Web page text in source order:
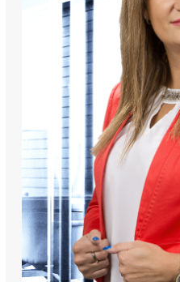
Wyposażenie mieszkania
Kuchnia została wyposażona w:
zmywarkę,
lodówkę,
piekarnik,
płytę indukcyjną.
W mieszkaniu znajdują się
umeblowanie, co pozwala na
zaraz.